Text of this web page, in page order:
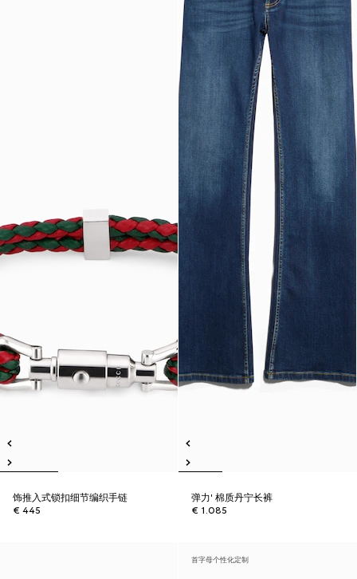
饰推入式锁扣细节编织手链
€ 445
弹力' 棉质丹宁长裤
€ 1.085
首字母个性化定制